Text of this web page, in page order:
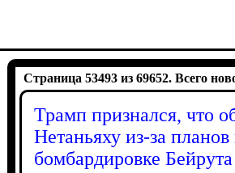
Страница 53493 из 69652. Всего
Трамп признался, что
Нетаньяху из-за планов
бомбардировке Бейрута